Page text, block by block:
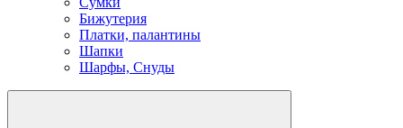
Бижутерия
Платки, палантины
Шапки
Шарфы, Снуды